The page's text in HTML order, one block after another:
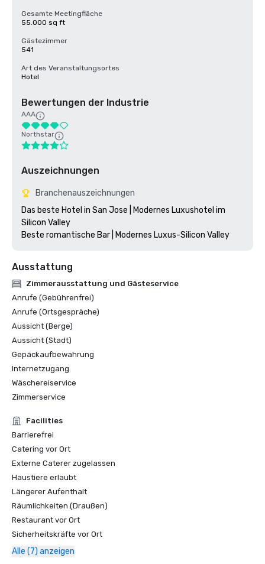
Gesamte Meetingfläche
55.000 sq ft
Gästezimmer
541
Art des Veranstaltungsortes
Hotel
Bewertungen der Industrie
AAA
Northstar
Auszeichnungen
Branchenauszeichnungen
Das beste Hotel in San Jose | Modernes Luxushotel im
Silicon Valley
Ausstattung
Zimmerausstattung und Gästeservice
Anrufe (Gebührenfrei)
Anrufe (Ortsgespräche)
Aussicht (Berge)
Aussicht (Stadt)
Gepäckaufbewahrung
Internetzugang
Wäschereiservice
Zimmerservice
Facilities
Barrierefrei
Catering vor Ort
Externe Caterer zugelassen
Haustiere erlaubt
Längerer Aufenthalt
Räumlichkeiten (Draußen)
Restaurant vor Ort
Sicherheitskräfte vor Ort
Alle (7) anzeigen